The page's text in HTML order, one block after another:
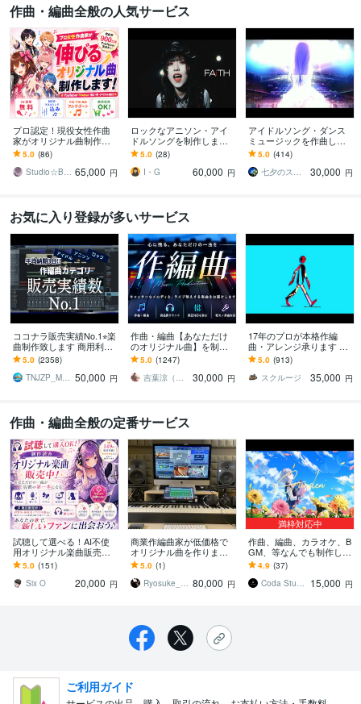
作曲・編曲全般の人気サービス
プロ認定！現役女性作曲
家がオリジナル曲制作し
ます ☆丸投げOK！☆商業
クオリティ☆作詞・作
曲・編曲まで対応
5.0 (86)
Studio☆BooBee 65,000 円
ロックなアニソン・アイ
ドルソングを制作します
ギターは生演奏！迫力の
あるアレンジ・サウン
ド！
5.0 (28)
I・G
60,000 円
アイドルソング・ダンス
ミュージックを作曲しま
す 【音圧・サウンドクオ
リティ重視】
5.0 (414)
七夕のスタジオ
30,000 円
お気に入り登録が多いサービス
ココナラ販売実績No.1⭐︎楽
曲制作致します 商用利用
OK♫ リピーター多数の楽
曲制作サービスです
5.0 (2358)
TNJZP_MUSIC 50,000 円
作曲・編曲【あなただけ
のオリジナル曲】を制作
します 販売実績1,000件
超！初めての方も安心し
てご相談ください☆
5.0 (1247)
吉葉涼（あーるず）
30,000 円
17年のプロが本格作編
曲・アレンジ承ります ク
オリティ重視！ぜひサン
プルをご視聴ください
5.0 (913)
スクルージ
35,000 円
作曲・編曲全般の定番サービス
試聴して選べる！AI不使
用オリジナル楽曲販売し
ます まだ誰のものでもな
い一曲がここに、ありま
す。
5.0 (151)
Six O
20,000 円
商業作編曲家が低価格で
オリジナル曲を作ります
ギター&ベースは生演奏で
対応します！
5.0 (1)
Ryosuke__music 80,000 円
満枠対応中
作曲、編曲、カラオケ、B
GM、等なんでも制作しま
す 多様なジャンルに対応
します！お気軽にご相談
ください。
4.9 (37)
Coda Studio
15,000 円
ご利用ガイド